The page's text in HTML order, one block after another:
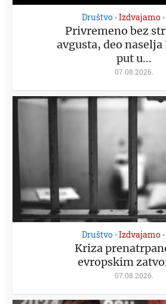
Društvo • Izdvajamo •
Privremeno bez
avgusta, deo
put u...
07.08.2026.
Društvo • Izdvajamo •
Kriza
evropskim
07.08.2026.